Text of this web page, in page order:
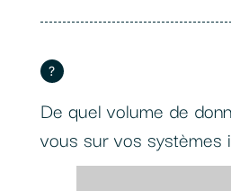
?
De quel volume de
vous sur vos systèmes